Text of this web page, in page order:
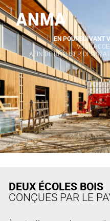
DEUX ÉCOLES BOIS
CONÇUES PAR LE
EN POURSUIVANT
VOUS
AFIN DE RÉALISER DES